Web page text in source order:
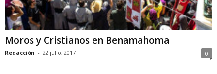
Moros y Cristianos en Benamahoma
Redacción - 22 julio, 2017 0